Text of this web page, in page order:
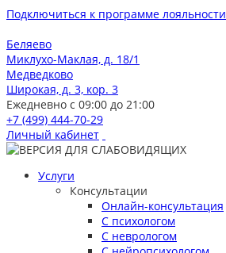
Подключиться к программе лояльности
Беляево
Миклухо-Маклая, д. 18/1
Медведково
Широкая, д. 3, кор. 3
Ежедневно с 09:00 до 21:00
+7 (499) 444-70-29
Личный кабинет
Услуги
Консультации
Онлайн-консультация
С психологом
С неврологом